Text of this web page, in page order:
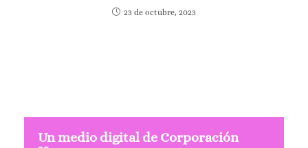
23 de octubre, 2023
Un medio digital de Corporación